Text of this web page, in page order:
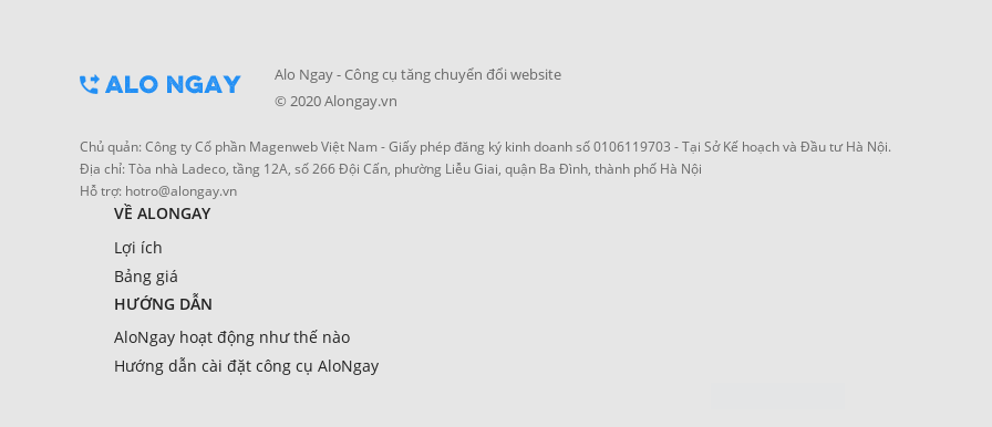
Alo Ngay - Công cụ tăng chuyển đổi website
© 2020 Alongay.vn
Chủ quản: Công ty Cổ phần Magenweb Việt Nam - Giấy phép đăng ký kinh doanh số 0106119703 - Tại Sở Kế hoạch và Đầu tư Hà Nội.
Địa chỉ: Tòa nhà Ladeco, tầng 12A, số 266 Đội Cấn, phường Liễu Giai, quận Ba Đình, thành phố Hà Nội
Hỗ trợ: hotro@alongay.vn
VỀ ALONGAY
Lợi ích
Bảng giá
HƯỚNG DẪN
AloNgay hoạt động như thế nào
Hướng dẫn cài đặt công cụ AloNgay